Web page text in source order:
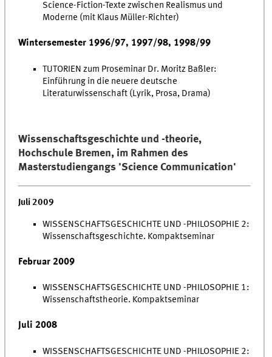
Science-Fiction-Texte zwischen Realismus und
Moderne (mit Klaus Müller-Richter)
Wintersemester 1996/97, 1997/98, 1998/99
TUTORIEN zum Proseminar Dr. Moritz Baßler:
Einführung in die neuere deutsche
Literaturwissenschaft (Lyrik, Prosa, Drama)
Wissenschaftsgeschichte und -theorie,
Hochschule Bremen, im Rahmen des
Masterstudiengangs 'Science Communication'
Juli 2009
WISSENSCHAFTSGESCHICHTE UND -PHILOSOPHIE 2:
Wissenschaftsgeschichte. Kompaktseminar
Februar 2009
WISSENSCHAFTSGESCHICHTE UND -PHILOSOPHIE 1:
Wissenschaftstheorie. Kompaktseminar
Juli 2008
WISSENSCHAFTSGESCHICHTE UND -PHILOSOPHIE 2: